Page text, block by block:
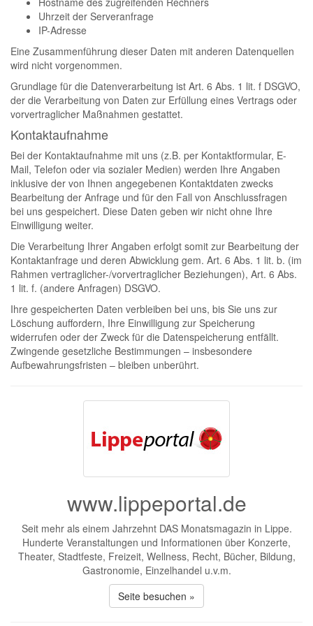
Uhrzeit der Serveranfrage
IP-Adresse
Eine Zusammenführung dieser Daten mit anderen Datenquellen
wird nicht vorgenommen.
Grundlage für die Datenverarbeitung ist Art. 6 Abs. 1 lit. f DSGVO,
der die Verarbeitung von Daten zur Erfüllung eines Vertrags oder
vorvertraglicher Maßnahmen gestattet.
Kontaktaufnahme
Bei der Kontaktaufnahme mit uns (z.B. per Kontaktformular, E-
Mail, Telefon oder via sozialer Medien) werden Ihre Angaben
inklusive der von Ihnen angegebenen Kontaktdaten zwecks
Bearbeitung der Anfrage und für den Fall von Anschlussfragen
bei uns gespeichert. Diese Daten geben wir nicht ohne Ihre
Einwilligung weiter.
Die Verarbeitung Ihrer Angaben erfolgt somit zur Bearbeitung der
Kontaktanfrage und deren Abwicklung gem. Art. 6 Abs. 1 lit. b. (im
Rahmen vertraglicher-/vorvertraglicher Beziehungen), Art. 6 Abs.
1 lit. f. (andere Anfragen) DSGVO.
Ihre gespeicherten Daten verbleiben bei uns, bis Sie uns zur
Löschung auffordern, Ihre Einwilligung zur Speicherung
widerrufen oder der Zweck für die Datenspeicherung entfällt.
Zwingende gesetzliche Bestimmungen – insbesondere
Aufbewahrungsfristen – bleiben unberührt.
www.lippeportal.de
Seit mehr als einem Jahrzehnt DAS Monatsmagazin in Lippe.
Hunderte Veranstaltungen und Informationen über Konzerte,
Theater, Stadtfeste, Freizeit, Wellness, Recht, Bücher, Bildung,
Gastronomie, Einzelhandel u.v.m.
Seite besuchen »